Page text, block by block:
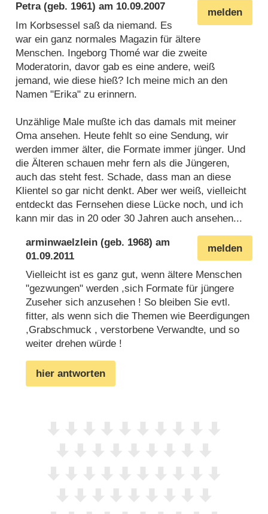
melden
Petra(geb. 1961) am 10.09.2007
Im Korbsessel saß da niemand. Es
war ein ganz normales Magazin für ältere
Menschen. Ingeborg Thomé war die zweite
Moderatorin, davor gab es eine andere, weiß
jemand, wie diese hieß? Ich meine mich an den
Namen "Erika" zu erinnern.
Unzählige Male mußte ich das damals mit meiner
Oma ansehen. Heute fehlt so eine Sendung, wir
werden immer älter, die Formate immer jünger. Und
die Älteren schauen mehr fern als die Jüngeren,
auch das steht fest. Schade, dass man an diese
Klientel so gar nicht denkt. Aber wer weiß, vielleicht
entdeckt das Fernsehen diese Lücke noch, und ich
kann mir das in 20 oder 30 Jahren auch ansehen...
melden
arminwaelzlein (geb. 1968) am
01.09.2011
Vielleicht ist es ganz gut, wenn ältere Menschen
"gezwungen" werden ,sich Formate für jüngere
Zuseher sich anzusehen ! So bleiben Sie evtl.
fitter, als wenn sich die Themen wie Beerdigungen
,Grabschmuck , verstorbene Verwandte, und so
weiter drehen würde !
hier antworten